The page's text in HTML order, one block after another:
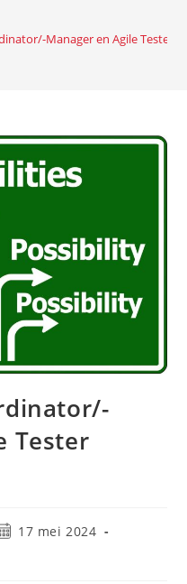
Manager en Agile Tester
Tester
17 mei 2024